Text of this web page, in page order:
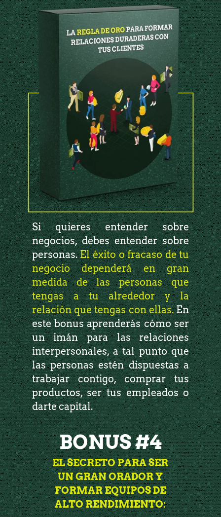
Si quieres entender sobre
negocios, debes entender sobre
personas.El éxito o fracaso de tu
negocio dependerá en gran
medida de las personas que
tengas a tu alrededor y la
relación que tengas con ellas.En
este bonus aprenderás cómo ser
un imán para las relaciones
interpersonales, a tal punto que
las personas estén dispuestas a
trabajar contigo, comprar tus
productos, ser tus empleados o
darte capital.
BONUS #4
EL SECRETO PARA SER
UN GRAN ORADOR Y
FORMAR EQUIPOS DE
ALTO RENDIMIENTO: